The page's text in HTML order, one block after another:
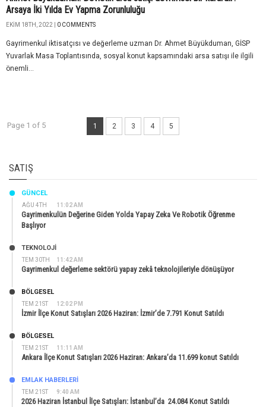
Arsaya İki Yılda Ev Yapma Zorunluluğu
EKIM 18TH, 2022 | 0 COMMENTS
Gayrimenkul iktisatçısı ve değerleme uzman Dr. Ahmet Büyükduman, GİSP
Yuvarlak Masa Toplantısında, sosyal konut kapsamındaki arsa satışı ile ilgili
önemli...
Page 1 of 5 1 2 3 4 5
SATIŞ
AĞU 4TH 11:02 AM
GÜNCEL
Gayrimenkulün Değerine Giden Yolda Yapay Zeka Ve Robotik Öğrenme
Başlıyor
TEM 30TH 11:42 AM
TEKNOLOJİ
Gayrimenkul değerleme sektörü yapay zekâ teknolojileriyle dönüşüyor
TEM 21ST 12:02 PM
BÖLGESEL
İzmir İlçe Konut Satışları 2026 Haziran: İzmir’de 7.791 Konut Satıldı
TEM 21ST 11:11 AM
BÖLGESEL
Ankara İlçe Konut Satışları 2026 Haziran: Ankara’da 11.699 konut Satıldı
TEM 21ST 9:40 AM
EMLAK HABERLERI
2026 Haziran İstanbul İlçe Satışları: İstanbul’da 24.084 Konut Satıldı